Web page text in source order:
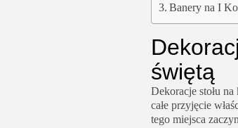
Banery na I
świętą
Dekoracje stołu
całe przyjęcie
tego miejsca